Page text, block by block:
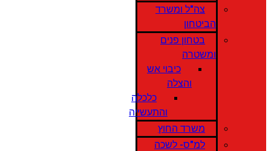
צה"ל ומשרד
הביטחון
בטחון פנים
ומשטרה
כיבוי אש
והצלה
כלכלה
והתעשייה
משרד החוץ
למ"ס- לשכה